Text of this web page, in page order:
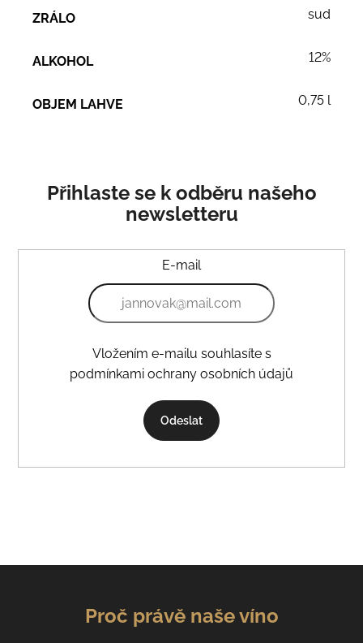
ZRÁLO sud
ALKOHOL 12%
OBJEM LAHVE 0,75 l
Přihlaste se k odběru našeho
newsletteru
E-mail
podmínkami ochrany osobních údajů
Odeslat
Proč právě naše víno